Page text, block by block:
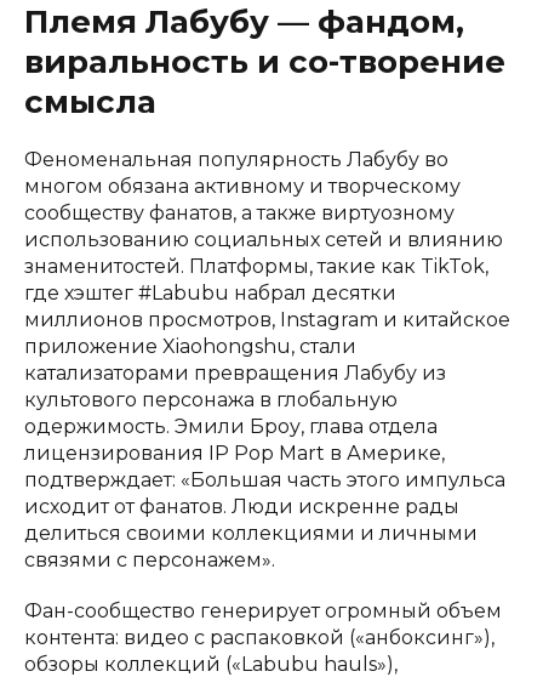
Племя Лабубу — фандом,
виральность и со-творение
смысла
Феноменальная популярность Лабубу во
многом обязана активному и творческому
сообществу фанатов, а также виртуозному
использованию социальных сетей и влиянию
знаменитостей. Платформы, такие как TikTok,
где хэштег #Labubu набрал десятки
миллионов просмотров, Instagram и китайское
приложение Xiaohongshu, стали
катализаторами превращения Лабубу из
культового персонажа в глобальную
одержимость. Эмили Броу, глава отдела
лицензирования IP Pop Mart в Америке,
подтверждает: «Большая часть этого импульса
исходит от фанатов. Люди искренне рады
делиться своими коллекциями и личными
связями с персонажем».
Фан-сообщество генерирует огромный объем
контента: видео с распаковкой («анбоксинг»),
обзоры коллекций («Labubu hauls»),